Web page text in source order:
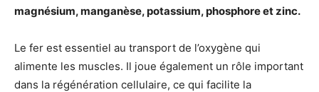
magnésium, manganèse, potassium, phosphore et zinc.
Le fer est essentiel au transport de l’oxygène qui
alimente les muscles. Il joue également un rôle important
dans la régénération cellulaire, ce qui facilite la